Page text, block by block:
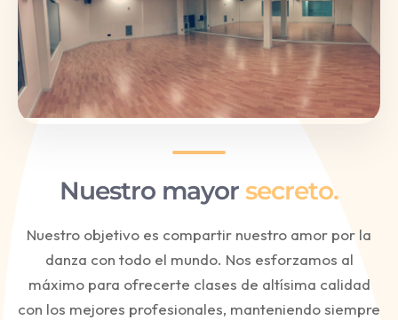
Nuestro mayor secreto.
Nuestro objetivo es compartir nuestro amor por la
danza con todo el mundo. Nos esforzamos al
máximo para ofrecerte clases de altísima calidad
con los mejores profesionales, manteniendo siempre